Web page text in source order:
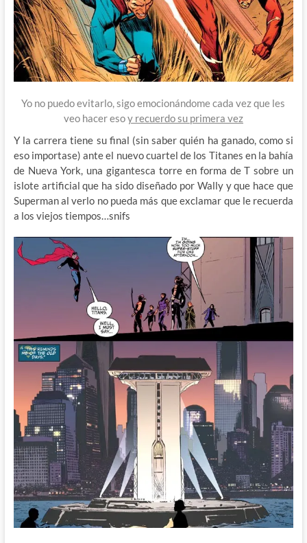
Yo no puedo evitarlo, sigo emocionándome cada vez que les
veo hacer esoy recuerdo su primera vez
Y la carrera tiene su final (sin saber quién ha ganado, como si
eso importase) ante el nuevo cuartel de los Titanes en la bahía
de Nueva York, una gigantesca torre en forma de T sobre un
islote artificial que ha sido diseñado por Wally y que hace que
Superman al verlo no pueda más que exclamar que le recuerda
a los viejos tiempos…snifs